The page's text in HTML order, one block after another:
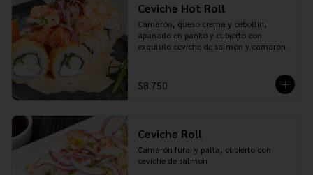
Ceviche Hot Roll
Camarón, queso crema y cebollín,
apanado en panko y cubierto con
exquisito ceviche de salmón y camarón.
$8.750
Ceviche Roll
Camarón furai y palta, cubierto con
ceviche de salmón